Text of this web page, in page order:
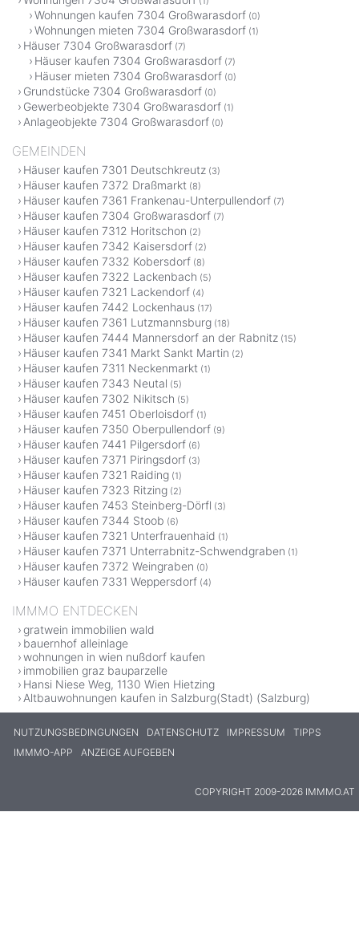
Wohnungen kaufen 7304 Großwarasdorf (0)
Wohnungen mieten 7304 Großwarasdorf (1)
Häuser 7304 Großwarasdorf (7)
Häuser kaufen 7304 Großwarasdorf (7)
Häuser mieten 7304 Großwarasdorf (0)
Grundstücke 7304 Großwarasdorf (0)
Gewerbeobjekte 7304 Großwarasdorf (1)
Anlageobjekte 7304 Großwarasdorf (0)
GEMEINDEN
Häuser kaufen 7301 Deutschkreutz (3)
Häuser kaufen 7372 Draßmarkt (8)
Häuser kaufen 7361 Frankenau-Unterpullendorf (7)
Häuser kaufen 7304 Großwarasdorf (7)
Häuser kaufen 7312 Horitschon (2)
Häuser kaufen 7342 Kaisersdorf (2)
Häuser kaufen 7332 Kobersdorf (8)
Häuser kaufen 7322 Lackenbach (5)
Häuser kaufen 7321 Lackendorf (4)
Häuser kaufen 7442 Lockenhaus (17)
Häuser kaufen 7361 Lutzmannsburg (18)
Häuser kaufen 7444 Mannersdorf an der Rabnitz (15)
Häuser kaufen 7341 Markt Sankt Martin (2)
Häuser kaufen 7311 Neckenmarkt (1)
Häuser kaufen 7343 Neutal (5)
Häuser kaufen 7302 Nikitsch (5)
Häuser kaufen 7451 Oberloisdorf (1)
Häuser kaufen 7350 Oberpullendorf (9)
Häuser kaufen 7441 Pilgersdorf (6)
Häuser kaufen 7371 Piringsdorf (3)
Häuser kaufen 7321 Raiding (1)
Häuser kaufen 7323 Ritzing (2)
Häuser kaufen 7453 Steinberg-Dörfl (3)
Häuser kaufen 7344 Stoob (6)
Häuser kaufen 7321 Unterfrauenhaid (1)
Häuser kaufen 7371 Unterrabnitz-Schwendgraben (1)
Häuser kaufen 7372 Weingraben (0)
Häuser kaufen 7331 Weppersdorf (4)
IMMMO ENTDECKEN
gratwein immobilien wald
bauernhof alleinlage
wohnungen in wien nußdorf kaufen
immobilien graz bauparzelle
Hansi Niese Weg, 1130 Wien Hietzing
Altbauwohnungen kaufen in Salzburg(Stadt) (Salzburg)
NUTZUNGSBEDINGUNGEN DATENSCHUTZ IMPRESSUM
TIPPS
IMMMO-APP
ANZEIGE AUFGEBEN
COPYRIGHT 2009-2026 IMMMO.AT